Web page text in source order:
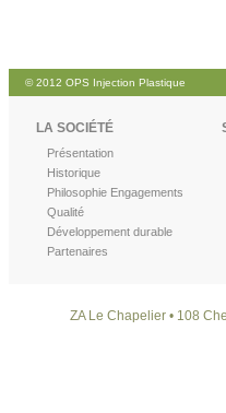
© 2012 OPS Injection Plastique
LA SOCIÉTÉ
Présentation
Historique
Philosophie Engagements
Qualité
Développement durable
Partenaires
ZA Le Chapelier • 108